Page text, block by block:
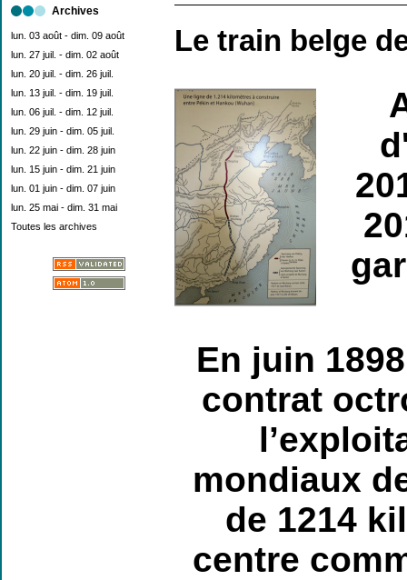
Archives
lun. 03 août - dim. 09 août
lun. 27 juil. - dim. 02 août
lun. 20 juil. - dim. 26 juil.
lun. 13 juil. - dim. 19 juil.
lun. 06 juil. - dim. 12 juil.
lun. 29 juin - dim. 05 juil.
lun. 22 juin - dim. 28 juin
lun. 15 juin - dim. 21 juin
lun. 01 juin - dim. 07 juin
lun. 25 mai - dim. 31 mai
Toutes les archives
Le train belge
En juin
contrat
mondiaux
de 1214
centre